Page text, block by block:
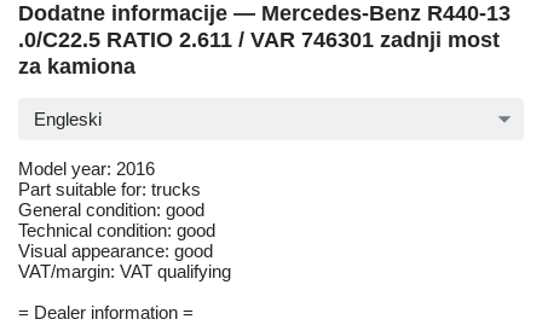
Dodatne informacije — Mercedes-Benz R440-13
.0/C22.5 RATIO 2.611 / VAR 746301 zadnji most
za kamiona
Engleski
Model year: 2016
Part suitable for: trucks
General condition: good
Technical condition: good
Visual appearance: good
VAT/margin: VAT qualifying
= Dealer information =